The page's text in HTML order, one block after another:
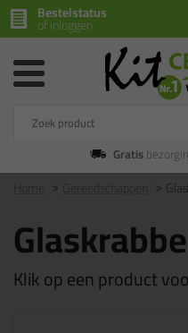
Bestelstatus
of inloggen
Gratis
Klik op een product